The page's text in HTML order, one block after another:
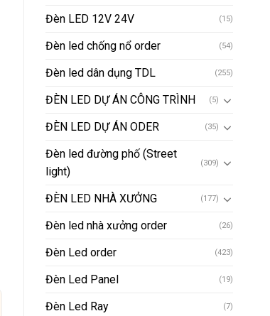
Đèn LED 12V 24V (15)
Đèn led chống nổ order (54)
Đèn led dân dụng TDL (255)
ĐÈN LED DỰ ÁN CÔNG TRÌNH (5)
ĐÈN LED DỰ ÁN ODER (35)
Đèn led đường phố (Street
light)
(309)
ĐÈN LED NHÀ XƯỞNG (177)
Đèn led nhà xưởng order (26)
Đèn Led order (423)
Đèn Led Panel (19)
Đèn Led Ray (7)